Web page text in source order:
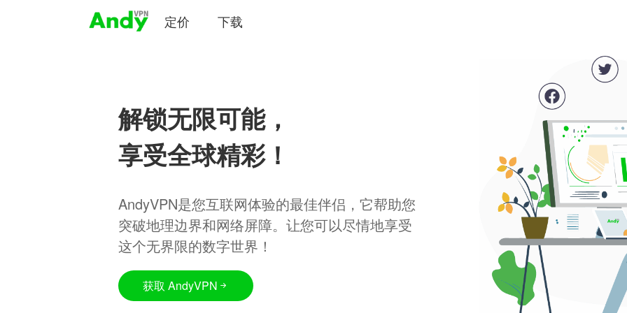
定价 下载
解锁无限可能，
享受全球精彩！
AndyVPN是您互联网体验的最佳伴侣，它帮助您
突破地理边界和网络屏障。让您可以尽情地享受
这个无界限的数字世界！
获取 AndyVPN